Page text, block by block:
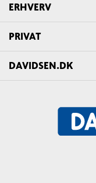
ERHVERV
PRIVAT
DAVIDSEN.DK